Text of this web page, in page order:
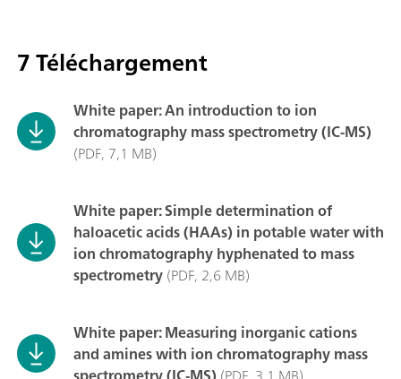
7 Téléchargement
White paper: An introduction to ion
chromatography mass spectrometry (IC-MS)
(PDF, 7,1 MB)
White paper: Simple determination of
haloacetic acids (HAAs) in potable water with
ion chromatography hyphenated to mass
spectrometry(PDF, 2,6 MB)
White paper: Measuring inorganic cations
and amines with ion chromatography mass